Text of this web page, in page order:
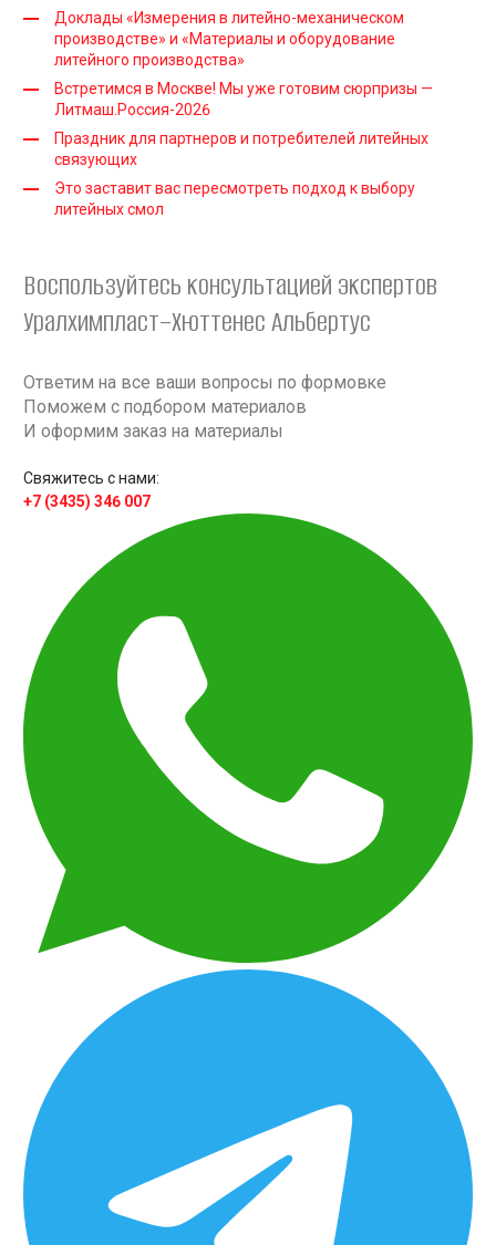
Доклады «Измерения в литейно-механическом
производстве» и «Материалы и оборудование
литейного производства»
Встретимся в Москве! Мы уже готовим сюрпризы —
Литмаш.Россия-2026
Праздник для партнеров и потребителей литейных
связующих
Это заставит вас пересмотреть подход к выбору
литейных смол
Воспользуйтесь консультацией экспертов
Уралхимпласт–Хюттенес Альбертус
Ответим на все ваши вопросы по формовке
Поможем с подбором материалов
И оформим заказ на материалы
Свяжитесь с нами:
+7 (3435) 346 007